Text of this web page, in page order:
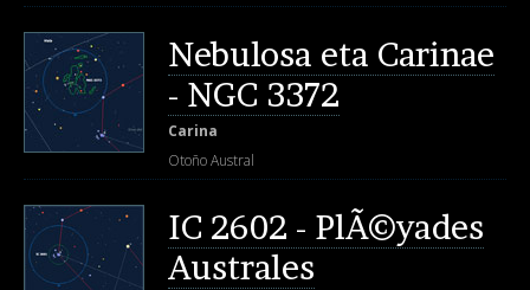
Nebulosa eta Carinae
- NGC 3372
Carina
Otoño Austral
IC 2602 - PlÃ©yades
Australes